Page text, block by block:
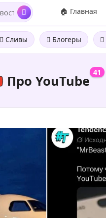
🏠 Главная
Сливы Блогеры
Про YouTube
41